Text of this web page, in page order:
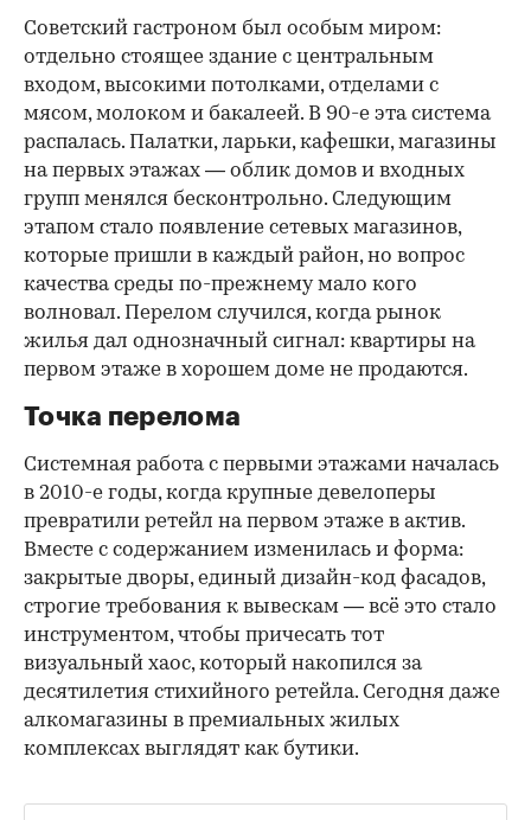
Советский гастроном был особым миром:
отдельно стоящее здание с центральным
входом, высокими потолками, отделами с
мясом, молоком и бакалеей. В 90-е эта система
распалась. Палатки, ларьки, кафешки, магазины
на первых этажах — облик домов и входных
групп менялся бесконтрольно. Следующим
этапом стало появление сетевых магазинов,
которые пришли в каждый район, но вопрос
качества среды по-прежнему мало кого
волновал. Перелом случился, когда рынок
жилья дал однозначный сигнал: квартиры на
первом этаже в хорошем доме не продаются.
Точка перелома
Системная работа с первыми этажами началась
в 2010-е годы, когда крупные девелоперы
превратили ретейл на первом этаже в актив.
Вместе с содержанием изменилась и форма:
закрытые дворы, единый дизайн-код фасадов,
строгие требования к вывескам — всё это стало
инструментом, чтобы причесать тот
визуальный хаос, который накопился за
десятилетия стихийного ретейла. Сегодня даже
алкомагазины в премиальных жилых
комплексах выглядят как бутики.